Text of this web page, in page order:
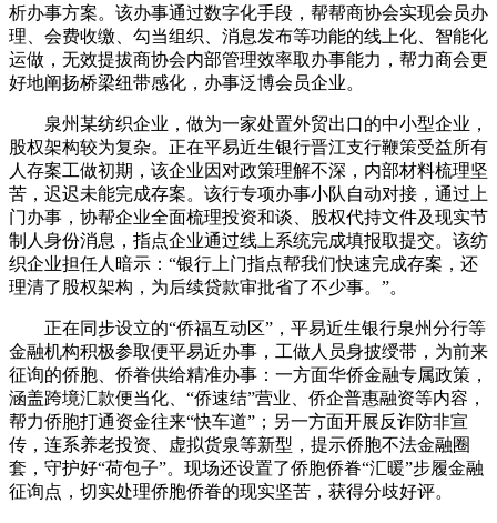
析办事方案。该办事通过数字化手段，帮帮商协会实现会员办
理、会费收缴、勾当组织、消息发布等功能的线上化、智能化
运做，无效提拔商协会内部管理效率取办事能力，帮力商会更
好地阐扬桥梁纽带感化，办事泛博会员企业。
泉州某纺织企业，做为一家处置外贸出口的中小型企业，
股权架构较为复杂。正在平易近生银行晋江支行鞭策受益所有
人存案工做初期，该企业因对政策理解不深，内部材料梳理坚
苦，迟迟未能完成存案。该行专项办事小队自动对接，通过上
门办事，协帮企业全面梳理投资和谈、股权代持文件及现实节
制人身份消息，指点企业通过线上系统完成填报取提交。该纺
织企业担任人暗示：“银行上门指点帮我们快速完成存案，还
理清了股权架构，为后续贷款审批省了不少事。”。
正在同步设立的“侨福互动区”，平易近生银行泉州分行等
金融机构积极参取便平易近办事，工做人员身披绶带，为前来
征询的侨胞、侨眷供给精准办事：一方面华侨金融专属政策，
涵盖跨境汇款便当化、“侨速结”营业、侨企普惠融资等内容，
帮力侨胞打通资金往来“快车道”；另一方面开展反诈防非宣
传，连系养老投资、虚拟货泉等新型，提示侨胞不法金融圈
套，守护好“荷包子”。现场还设置了侨胞侨眷“汇暖”步履金融
征询点，切实处理侨胞侨眷的现实坚苦，获得分歧好评。